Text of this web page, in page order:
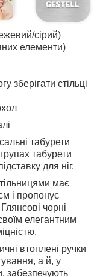
сірий)
елементи)
зберігати стільці
табурети
табурети
для ніг.
має
і пропонує
чорні
елегантним
втоплені ручки
а й, у
забезпечують